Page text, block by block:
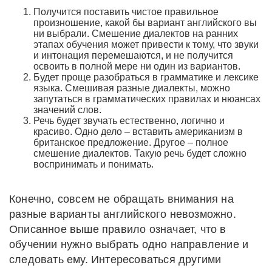
Получится поставить чистое правильное
произношение, какой бы вариант английского вы
ни выбрали. Смешение диалектов на ранних
этапах обучения может привести к тому, что звуки
и интонация перемешаются, и не получится
освоить в полной мере ни один из вариантов.
Будет проще разобраться в грамматике и лексике
языка. Смешивая разные диалекты, можно
запутаться в грамматических правилах и нюансах
значений слов.
Речь будет звучать естественно, логично и
красиво. Одно дело – вставить американизм в
британское предложение. Другое – полное
смешение диалектов. Такую речь будет сложно
воспринимать и понимать.
Конечно, совсем не обращать внимания на
разные варианты английского невозможно.
Описанное выше правило означает, что в
обучении нужно выбрать одно направление и
следовать ему. Интересоваться другими